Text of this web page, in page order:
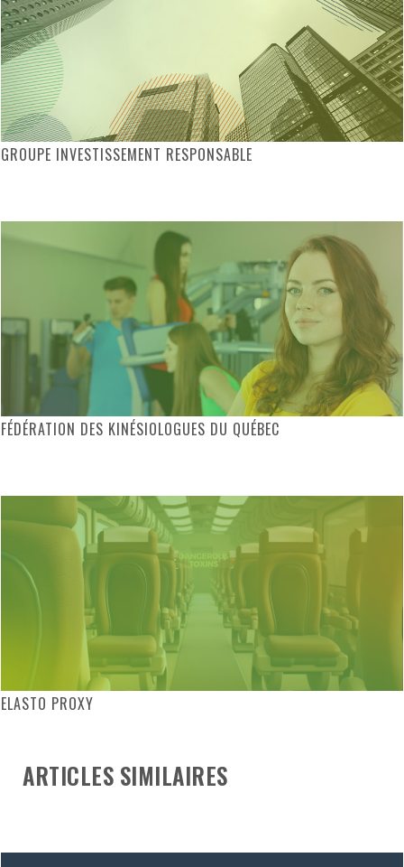
GROUPE INVESTISSEMENT RESPONSABLE
FÉDÉRATION DES KINÉSIOLOGUES DU QUÉBEC
ELASTO PROXY
ARTICLES SIMILAIRES